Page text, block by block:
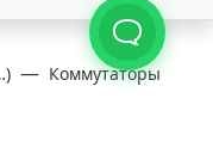
Коммутаторы